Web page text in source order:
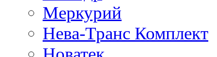
Меркурий
Нева-Транс Комплект